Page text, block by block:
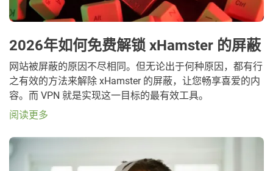
2026年如何免费解锁 xHamster 的屏蔽
网站被屏蔽的原因不尽相同。但无论出于何种原因，都有行
之有效的方法来解除 xHamster 的屏蔽，让您畅享喜爱的内
容。而 VPN 就是实现这一目标的最有效工具。
阅读更多